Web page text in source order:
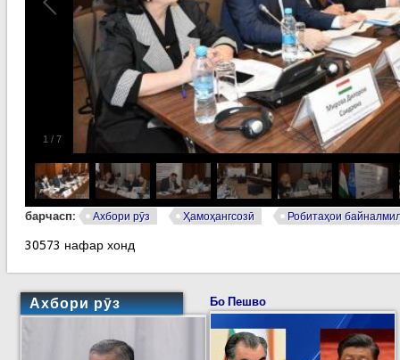
1 / 7
барчасп: Ахбори рӯз Ҳамоҳангсозӣ Робитаҳои
30573 нафар хонд
Ахбори рӯз Бо Пешво